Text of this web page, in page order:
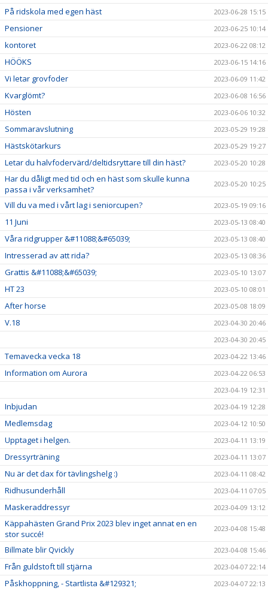
På ridskola med egen häst 2023-06-28 15:15
Pensioner 2023-06-25 10:14
kontoret 2023-06-22 08:12
HÖÖKS 2023-06-15 14:16
Vi letar grovfoder 2023-06-09 11:42
Kvarglömt? 2023-06-08 16:56
Hösten 2023-06-06 10:32
Sommaravslutning 2023-05-29 19:28
Hästskötarkurs 2023-05-29 19:27
Letar du halvfodervärd/deltidsryttare till din häst? 2023-05-20 10:28
Har du dåligt med tid och en häst som skulle kunna
passa i vår verksamhet?
2023-05-20 10:25
Vill du va med i vårt lag i seniorcupen? 2023-05-19 09:16
11 Juni 2023-05-13 08:40
Våra ridgrupper &#11088;&#65039; 2023-05-13 08:40
Intresserad av att rida? 2023-05-13 08:36
Grattis &#11088;&#65039; 2023-05-10 13:07
HT 23 2023-05-10 08:01
After horse 2023-05-08 18:09
V.18
2023-04-30 20:46
2023-04-30 20:45
Temavecka vecka 18 2023-04-22 13:46
Information om Aurora
2023-04-22 06:53
2023-04-19 12:31
Inbjudan 2023-04-19 12:28
Medlemsdag 2023-04-12 10:50
Upptaget i helgen. 2023-04-11 13:19
Dressyrträning 2023-04-11 13:07
Nu är det dax för tävlingshelg :) 2023-04-11 08:42
Ridhusunderhåll 2023-04-11 07:05
Maskeraddressyr 2023-04-09 13:12
Käppahästen Grand Prix 2023 blev inget annat en en
stor succé!
2023-04-08 15:48
Billmate blir Qvickly 2023-04-08 15:46
Från guldstoft till stjärna 2023-04-07 22:14
Påskhoppning, - Startlista &#129321; 2023-04-07 22:13